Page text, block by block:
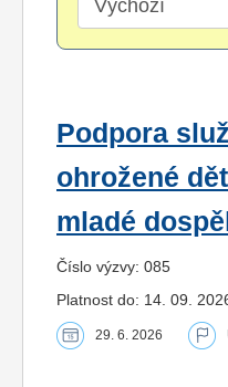
Podpora
ohrožené
mladé
Číslo výzvy: 085
Platnost do: 14. 09.
29. 6. 2026